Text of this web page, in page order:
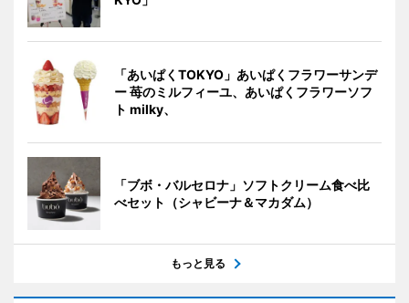
「あいぱくTOKYO」あいぱくフラワーサンデ
ー 苺のミルフィーユ、あいぱくフラワーソフ
ト milky、
「ブボ・バルセロナ」ソフトクリーム食べ比
べセット（シャビーナ＆マカダム）
もっと見る